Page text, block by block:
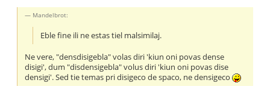
Mandelbrot:
Eble fine ili ne estas tiel malsimilaj.
Ne vere, "densdisigebla" volas diri 'kiun oni povas dense
disigi', dum "disdensigebla" volus diri 'kiun oni povas dise
densigi'. Sed tie temas pri disigeco de spaco, ne densigeco